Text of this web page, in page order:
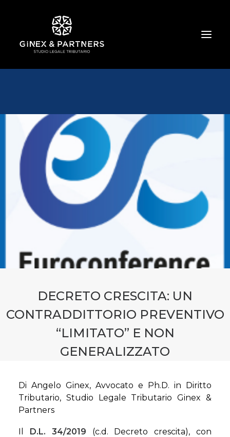
CHI SIAMO
TRIBUTARIO E PENALE TRIBUTARIO
GESTIONE E PROTEZIONE DEL PATRIMONIO
SOCIETARIO E CONTRATTUALISTICA
COMMERCIO INTERNAZIONALE
BANCARIO E FINANZIARIO
NEWS ED EVENTI
DECRETO CRESCITA: UN
CONTRADDITTORIO PREVENTIVO
“LIMITATO” E NON
GENERALIZZATO
Di Angelo Ginex, Avvocato e Ph.D. in Diritto
Tributario, Studio Legale Tributario Ginex &
Partners
Il D.L. 34/2019 (c.d. Decreto crescita), con